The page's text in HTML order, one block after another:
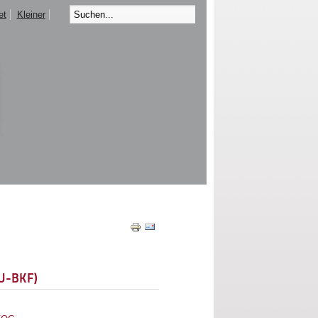
Kleiner
BKF)